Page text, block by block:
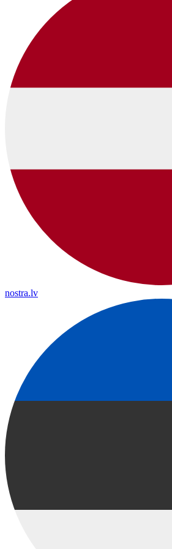
nostra.lv